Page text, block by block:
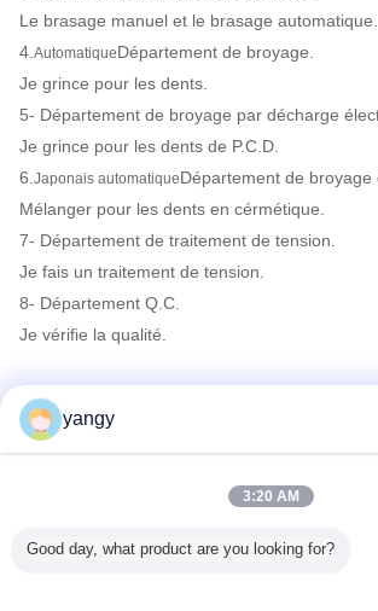
Le brasage manuel et le brasage automatique.
4. AutomatiqueDépartement de broyage.
Je grince pour les dents.
5- Département de broyage par décharge
Je grince pour les dents de P.C.D.
6. Japonais automatiqueDépartement de broyage
Mélanger pour les dents en cérmétique.
7- Département de traitement de tension.
Je fais un traitement de tension.
8- Département Q.C.
Je vérifie la qualité.
OEM/ODM
Nous avons la machine d'inscription de laser
avons notre propre marque telle que «
R&D
yangy
3:20 AM
Good day, what product are you looking for?